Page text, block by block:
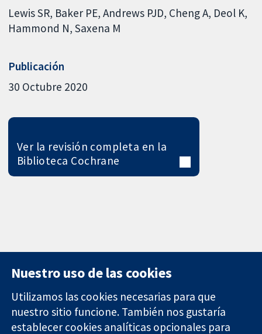
Lewis SR Baker PE Andrews PJD Cheng A Deol K
Hammond N Saxena M
Publicación
30 Octubre 2020
Ver la revisión completa en la
Biblioteca Cochrane
11-13 Cavendish
Square
Contacto
Noticias
Nuestro uso de las cookies
Utilizamos las cookies necesarias para que
nuestro sitio funcione. También nos gustaría
establecer cookies analíticas opcionales para